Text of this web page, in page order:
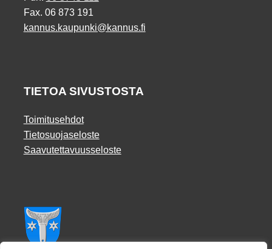
Fax. 06 873 191
kannus.kaupunki@kannus.fi
TIETOA SIVUSTOSTA
Toimitusehdot
Tietosuojaseloste
Saavutettavuusseloste